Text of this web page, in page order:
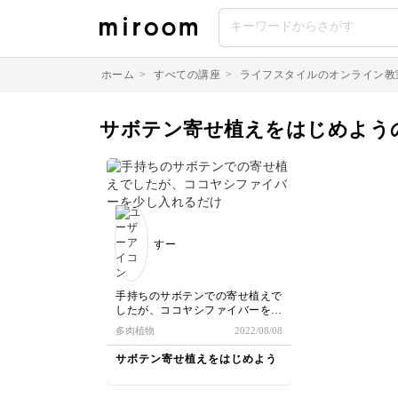
ホーム > すべての講座 > ライフスタイルのオンライン
サボテン寄せ植えをはじめよう
すー
手持ちのサボテンでの寄せ植えで
したが、ココヤシファイバーを少
し入れるだけでいい感じに仕上が
りとても楽しく寄せ植えできまし
た。また挑戦してみたいです。あ
りがとうございました。
多肉植物 2022/08/08
サボテン寄せ植えをはじめよう